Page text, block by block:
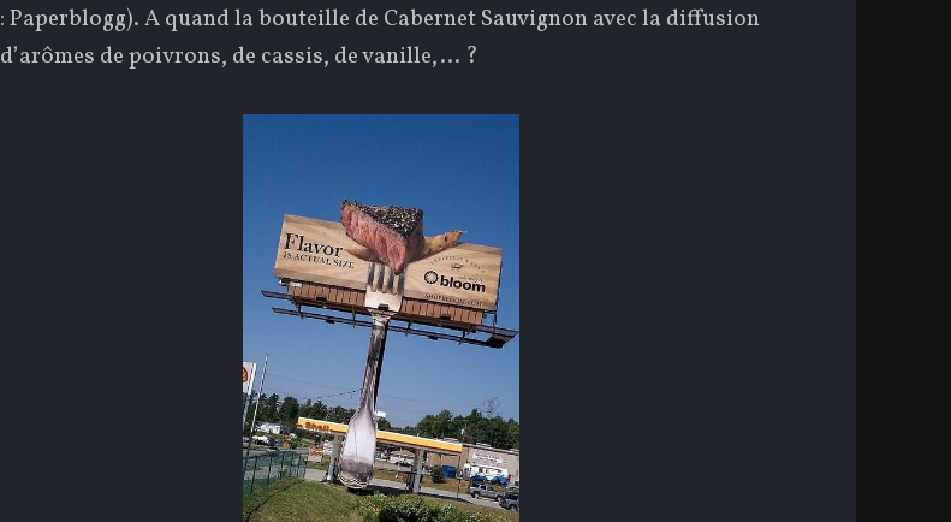
: Paperblogg). A quand la bouteille de Cabernet Sauvignon avec la diffusion
d’arômes de poivrons, de cassis, de vanille,… ?